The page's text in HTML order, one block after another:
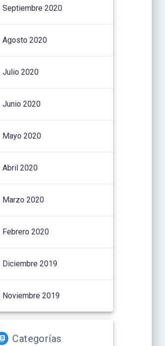
Septiembre 2020
Agosto 2020
Julio 2020
Junio 2020
Mayo 2020
Abril 2020
Marzo 2020
Febrero 2020
Diciembre 2019
Noviembre 2019
Categorías